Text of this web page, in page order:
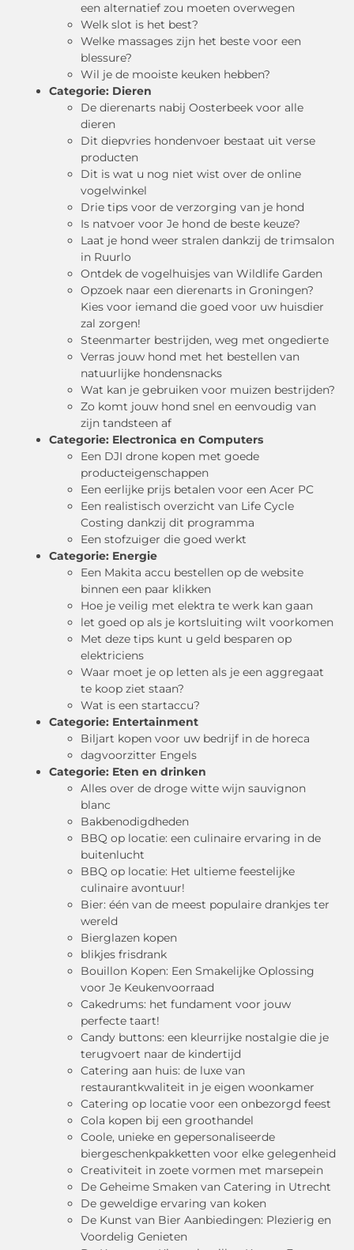
een alternatief zou moeten overwegen
Welk slot is het best?
Welke massages zijn het beste voor een
blessure?
Wil je de mooiste keuken hebben?
Categorie: Dieren
De dierenarts nabij Oosterbeek voor alle
dieren
Dit diepvries hondenvoer bestaat uit verse
producten
Dit is wat u nog niet wist over de online
vogelwinkel
Drie tips voor de verzorging van je hond
Is natvoer voor Je hond de beste keuze?
Laat je hond weer stralen dankzij de trimsalon
in Ruurlo
Ontdek de vogelhuisjes van Wildlife Garden
Opzoek naar een dierenarts in Groningen?
Kies voor iemand die goed voor uw huisdier
zal zorgen!
Steenmarter bestrijden, weg met ongedierte
Verras jouw hond met het bestellen van
natuurlijke hondensnacks
Wat kan je gebruiken voor muizen bestrijden?
Zo komt jouw hond snel en eenvoudig van
zijn tandsteen af
Categorie: Electronica en Computers
Een DJI drone kopen met goede
producteigenschappen
Een eerlijke prijs betalen voor een Acer PC
Een realistisch overzicht van Life Cycle
Costing dankzij dit programma
Een stofzuiger die goed werkt
Categorie: Energie
Een Makita accu bestellen op de website
binnen een paar klikken
Hoe je veilig met elektra te werk kan gaan
let goed op als je kortsluiting wilt voorkomen
Met deze tips kunt u geld besparen op
elektriciens
Waar moet je op letten als je een aggregaat
te koop ziet staan?
Wat is een startaccu?
Categorie: Entertainment
Biljart kopen voor uw bedrijf in de horeca
dagvoorzitter Engels
Categorie: Eten en drinken
Alles over de droge witte wijn sauvignon
blanc
Bakbenodigdheden
BBQ op locatie: een culinaire ervaring in de
buitenlucht
BBQ op locatie: Het ultieme feestelijke
culinaire avontuur!
Bier: één van de meest populaire drankjes ter
wereld
Bierglazen kopen
blikjes frisdrank
Bouillon Kopen: Een Smakelijke Oplossing
voor Je Keukenvoorraad
Cakedrums: het fundament voor jouw
perfecte taart!
Candy buttons: een kleurrijke nostalgie die je
terugvoert naar de kindertijd
Catering aan huis: de luxe van
restaurantkwaliteit in je eigen woonkamer
Catering op locatie voor een onbezorgd feest
Cola kopen bij een groothandel
Coole, unieke en gepersonaliseerde
biergeschenkpakketten voor elke gelegenheid
Creativiteit in zoete vormen met marsepein
De Geheime Smaken van Catering in Utrecht
De geweldige ervaring van koken
De Kunst van Bier Aanbiedingen: Plezierig en
Voordelig Genieten